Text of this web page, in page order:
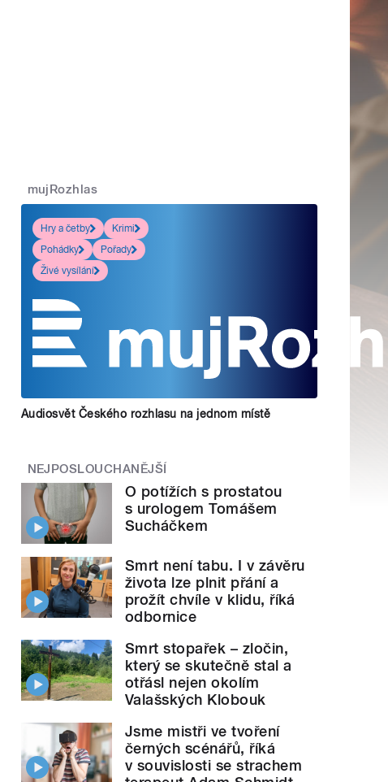
mujRozhlas
Hry a četby
Krimi
Pohádky
Pořady
Živé vysílání
Audiosvět Českého rozhlasu na jednom místě
NEJPOSLOUCHANĚJŠÍ
O potížích s prostatou
s urologem Tomášem
Sucháčkem
Smrt není tabu. I v závěru
života lze plnit přání a
prožít chvíle v klidu, říká
odbornice
Smrt stopařek – zločin,
který se skutečně stal a
otřásl nejen okolím
Valašských Klobouk
Jsme mistři ve tvoření
černých scénářů, říká
v souvislosti se strachem